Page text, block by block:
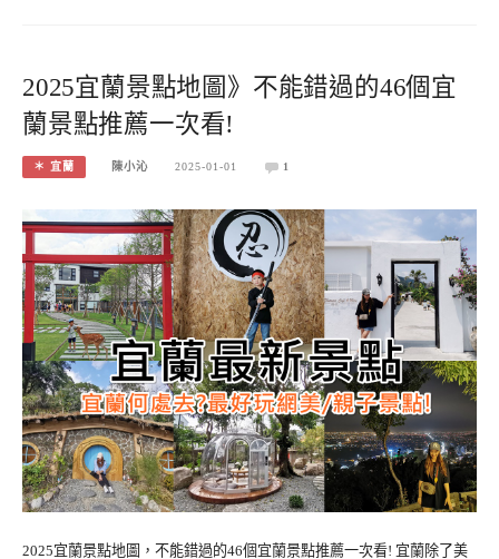
2025宜蘭景點地圖》不能錯過的46個宜
蘭景點推薦一次看!
＊ 宜蘭 陳小沁 2025-01-01 1
2025宜蘭景點地圖，不能錯過的46個宜蘭景點推薦一次看! 宜蘭除了美